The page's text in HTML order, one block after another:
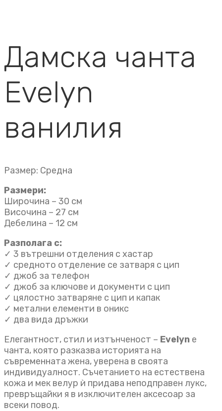
Дамска чанта
Evelyn
ванилия
Размер: Средна
Размери:
Широчина – 30 см
Височина – 27 см
Дебелина – 12 см
Разполага с:
✓ 3 вътрешни отделения с хастар
✓ средното отделение се затваря с цип
✓ джоб за телефон
✓ джоб за ключове и документи с цип
✓ цялостно затваряне с цип и капак
✓ метални елементи в оникс
✓ два вида дръжки
Елегантност, стил и изтънченост – Evelyn е
чанта, която разказва историята на
съвременната жена, уверена в своята
индивидуалност. Съчетанието на естествена
кожа и мек велур ѝ придава неподправен лукс,
превръщайки я в изключителен аксесоар за
всеки повод.